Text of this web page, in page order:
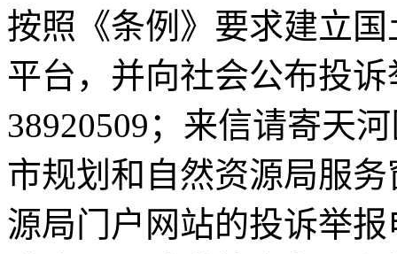
按照《条例》要求建立
平台，并向社会公布投
38920509；来信请寄天
市规划和自然资源局服
源局门户网站的投诉举